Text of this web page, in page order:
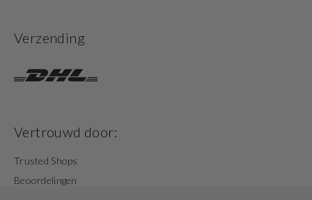
Verzending
Vertrouwd door:
Trusted Shops
Beoordelingen